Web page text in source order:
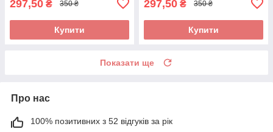
297,50 ₴ 350 ₴
Купити
297,50 ₴ 350 ₴
Купити
Показати ще
Про нас
100% позитивних з 52 відгуків за рік